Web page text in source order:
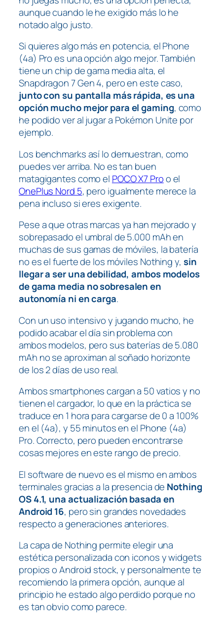
aunque cuando le he exigido más lo he
notado algo justo.
Si quieres algo más en potencia, el Phone
(4a) Pro es una opción algo mejor. También
tiene un chip de gama media alta, el
Snapdragon 7 Gen 4, pero en este caso,
junto con su pantalla más rápida, es una
opción mucho mejor para el gaming, como
he podido ver al jugar a Pokémon Unite por
ejemplo.
Los benchmarks así lo demuestran, como
puedes ver arriba. No es tan buen
matagigantes como el POCO X7 Proo el
OnePlus Nord 5, pero igualmente merece la
pena incluso si eres exigente.
Pese a que otras marcas ya han mejorado y
sobrepasado el umbral de 5.000 mAh en
muchas de sus gamas de móviles, la batería
no es el fuerte de los móviles Nothing y, sin
llegar a ser una debilidad, ambos modelos
de gama media no sobresalen en
autonomía ni en carga.
Con un uso intensivo y jugando mucho, he
podido acabar el día sin problema con
ambos modelos, pero sus baterías de 5.080
mAh no se aproximan al soñado horizonte
de los 2 días de uso real.
Ambos smartphones cargan a 50 vatios y no
tienen el cargador, lo que en la práctica se
traduce en 1 hora para cargarse de 0 a 100%
en el (4a), y 55 minutos en el Phone (4a)
Pro. Correcto, pero pueden encontrarse
cosas mejores en este rango de precio.
El software de nuevo es el mismo en ambos
terminales gracias a la presencia de Nothing
OS 4.1, una actualización basada en
Android 16, pero sin grandes novedades
respecto a generaciones anteriores.
La capa de Nothing permite elegir una
estética personalizada con iconos y widgets
propios o Android stock, y personalmente te
recomiendo la primera opción, aunque al
principio he estado algo perdido porque no
es tan obvio como parece.